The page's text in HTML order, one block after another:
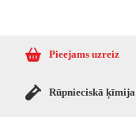
Pieejams uzreiz
Rūpnieciskā ķīmija